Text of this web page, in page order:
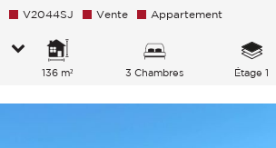
V2044SJ Vente Appartement
136 m² 3 Chambres Étage 1